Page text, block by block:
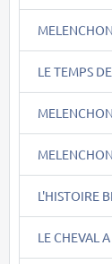
LE TEMPS
L'HISTOIRE
LE CHEVAL